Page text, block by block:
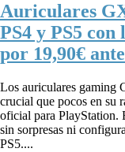
Auriculares
PS4 y PS5
por 19,90€
Los auriculares gaming
crucial que pocos en su
oficial para PlayStation.
sin sorpresas ni
PS5....